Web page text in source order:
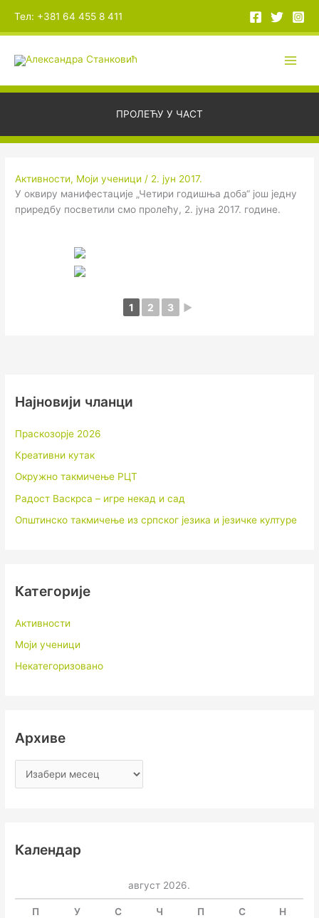
садржај
Тел: +381 64 455 8 411
ПРОЛЕЋУ У ЧАСТ
Активности, Моји ученици / 2. јун 2017.
У оквиру манифестације „Четири годишња доба“ још једну
приредбу посветили смо пролећу, 2. јуна 2017. године.
1 2 3 ►
Најновији чланци
Праскозорје 2026
Креативни кутак
Окружно такмичење РЦТ
Радост Васкрса – игре некад и сад
Општинско такмичење из српског језика и језичке културе
Категорије
Активности
Моји ученици
Некатегоризовано
Архиве
и
в
Календар
август 2026.
П У С Ч П С Н